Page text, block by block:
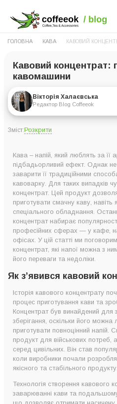
ГОЛОВНА КАВА КАВОВИЙ
Кавовий концентрат:
кавомашини
Вікторія Халаєвська
Редактор Blog Coffeeok
Зміст:Розкрити
Які напої можна виготовити
концентрату?
Кавовий концентрат для
використання
Кавовий концентрат для
Що краще – свіжа кава чи
Кава – напій, який люблять за її
підбадьорливий ефект. Однак
заварити її традиційними
кавоварку. Для таких випадків
концентрат. Цей продукт
приготувати смачну каву,
спеціального обладнання.
концентрат набирає
професійних сферах — у кафе,
офісах. У цій статті ми
концентрат, які напої можна з
його переваги та недоліки.
Як з’явився кавовий
Історія кавового концентрату
процес приготування кави та
Концентрат був винайдений для
зберігання, оскільки його
приготувати повноцінний напій.
продукт для військових потреб,
серед цивільних. Він став
коли виробники почали
якісного та стабільного продукту.
Технологія створення кавового
заварюванні кави та